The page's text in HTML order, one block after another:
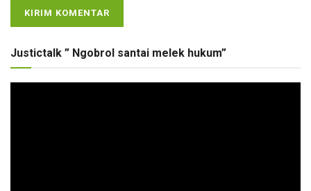
Justictalk ” Ngobrol santai melek hukum”